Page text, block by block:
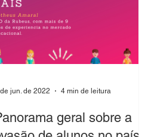
geral sobre a
jun. de 2022 4 min de leitura